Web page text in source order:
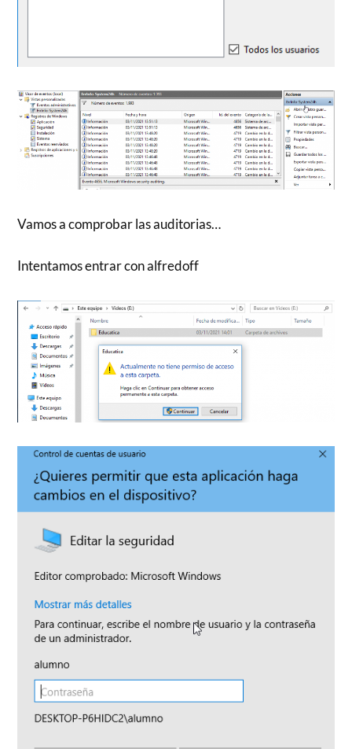
Vamos a comprobar las auditorias…
Intentamos entrar con alfredoff